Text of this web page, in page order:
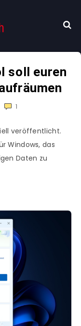
soll euren
1
veröffentlicht.
Windows, das
Daten zu